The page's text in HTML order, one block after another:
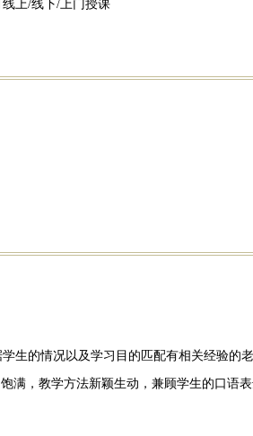
上/线下/上门授课
生的情况以及学习目的匹配有相关经验的
满，教学方法新颖生动，兼顾学生的口语